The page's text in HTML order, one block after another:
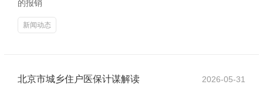
的报销
新闻动态
北京市城乡住户医保计谋解读 2026-05-31